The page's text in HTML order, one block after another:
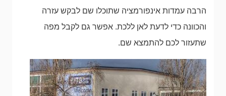
הרבה עמדות אינפורמציה שתוכלו שם לבקש עזרה
והכוונה כדי לדעת לאן ללכת. אפשר גם לקבל מפה
שתעזור לכם להתמצא שם.